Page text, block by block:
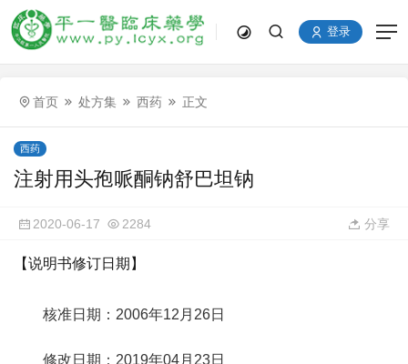
登录
首页 处方集 西药 正文
西药
注射用头孢哌酮钠舒巴坦钠
2020-06-17 2284 分享
【说明书修订日期】
核准日期：2006年12月26日
修改日期：2019年04月23日